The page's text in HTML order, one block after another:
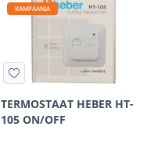
KAMPAANIA
TERMOSTAAT HEBER HT-
105 ON/OFF